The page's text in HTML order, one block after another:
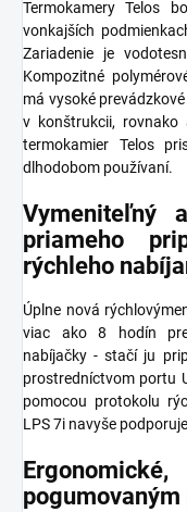
Termokamery Telos
vonkajších
Zariadenie je
Kompozitné
má vysoké
v konštrukcii,
termokamier Telos
dlhodobom používaní.
Vymeniteľný
priameho
rýchleho
Úplne nová
viac ako 8 hodín
nabíjačky - stačí ju
prostredníctvom portu
pomocou protokolu
LPS 7i navyše
pogumovaným